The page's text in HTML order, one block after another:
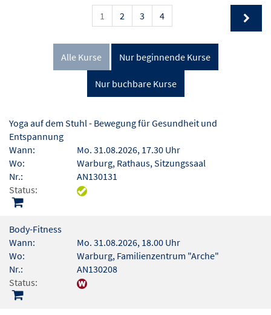
1 2 3 4
Alle Kurse Nur beginnende Kurse
Nur buchbare Kurse
Yoga auf dem Stuhl - Bewegung für Gesundheit und
Entspannung
Wann:
Mo. 31.08.2026, 17.30 Uhr
Wo:
Warburg, Rathaus, Sitzungssaal
Nr.:
AN130131
Status:
Body-Fitness
Wann:
Mo. 31.08.2026, 18.00 Uhr
Wo:
Warburg, Familienzentrum "Arche"
Nr.:
AN130208
Status: